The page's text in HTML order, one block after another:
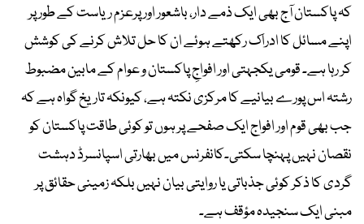
کہ پاکستان آج بھی ایک ذمے دار، باشعور اور پرعزم ریاست کے طور پر
اپنے مسائل کا ادراک رکھتے ہوئے ان کا حل تلاش کرنے کی کوشش
کر رہا ہے۔ قومی یکجہتی اور افواجِ پاکستان و عوام کے مابین مضبوط
رشتہ اس پورے بیانیے کا مرکزی نکتہ ہے، کیونکہ تاریخ گواہ ہے کہ
جب بھی قوم اور افواج ایک صفحے پر ہوں تو کوئی طاقت پاکستان کو
نقصان نہیں پہنچا سکتی۔کانفرنس میں بھارتی اسپانسرڈ دہشت
گردی کا ذکر کوئی جذباتی یا روایتی بیان نہیں بلکہ زمینی حقائق پر
مبنی ایک سنجیدہ مؤقف ہے۔